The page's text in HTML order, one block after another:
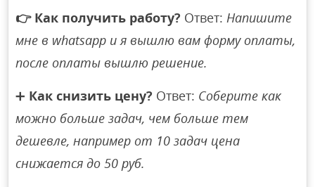
👉 Как получить работу? Ответ:Напишите
мне в whatsapp и я вышлю вам форму оплаты,
после оплаты вышлю решение.
➕ Как снизить цену? Ответ: Соберите как
можно больше задач, чем больше тем
дешевле, например от 10 задач цена
снижается до 50 руб.